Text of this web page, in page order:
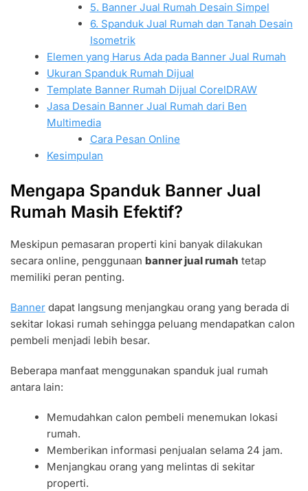
5. Banner Jual Rumah Desain Simpel
6. Spanduk Jual Rumah dan Tanah Desain
Isometrik
Elemen yang Harus Ada pada Banner Jual Rumah
Ukuran Spanduk Rumah Dijual
Template Banner Rumah Dijual CorelDRAW
Jasa Desain Banner Jual Rumah dari Ben
Multimedia
Cara Pesan Online
Kesimpulan
Mengapa Spanduk Banner Jual
Rumah Masih Efektif?
Meskipun pemasaran properti kini banyak dilakukan
secara online, penggunaan banner jual rumah tetap
memiliki peran penting.
Banner dapat langsung menjangkau orang yang berada di
sekitar lokasi rumah sehingga peluang mendapatkan calon
pembeli menjadi lebih besar.
Beberapa manfaat menggunakan spanduk jual rumah
antara lain:
Memudahkan calon pembeli menemukan lokasi
rumah.
Memberikan informasi penjualan selama 24 jam.
Menjangkau orang yang melintas di sekitar
properti.